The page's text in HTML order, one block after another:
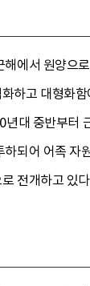
에서 원양으
하고 대형화
대 중반부터
되어 어족
전개하고 있